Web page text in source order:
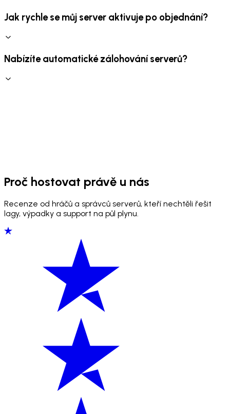
Jak rychle se můj server aktivuje po objednání?
Nabízíte automatické zálohování serverů?
Proč hostovat právě u nás
Recenze od hráčů a správců serverů, kteří nechtěli řešit
lagy, výpadky a support na půl plynu.